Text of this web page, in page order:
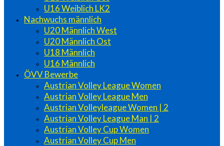
U16 Weiblich LK2
Nachwuchs männlich
U20 Männlich West
U20 Männlich Ost
U18 Männlich
U16 Männlich
ÖVV Bewerbe
Austrian Volley League Women
Austrian Volley League Men
Austrian Volleyleague Women | 2
Austrian Volley League Man | 2
Austrian Volley Cup Women
Austrian Volley Cup Men